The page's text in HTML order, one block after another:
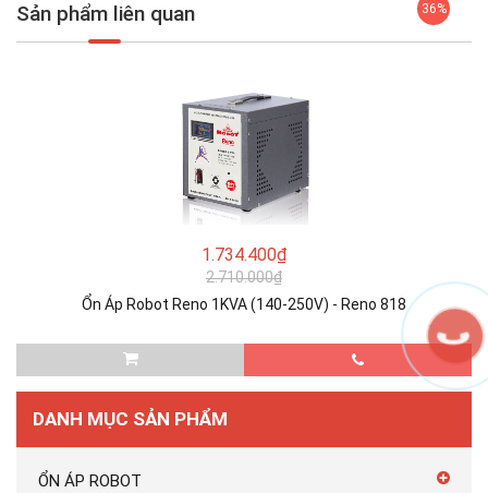
Sản phẩm liên quan
1.734.400₫
2.710.000₫
Ổn Áp Robot Reno 1KVA (140-250V) - Reno 818
36%
DANH MỤC SẢN PHẨM
ỔN ÁP ROBOT